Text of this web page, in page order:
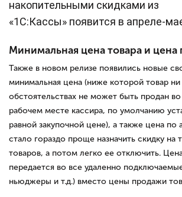
накопительными скидками из
«1С:Кассы» появится в апреле-
Минимальная цена товара и цена
Также в новом релизе появились новые
минимальная цена (ниже которой товар ни
обстоятельствах не может быть продан
рабочем месте кассира, по умолчанию
равной закупочной цене), а также цена по
стало гораздо проще назначить скидку на
товаров, а потом легко ее отключить.
передается во все удаленно
ньюджеры и т.д.) вместо цены продажи